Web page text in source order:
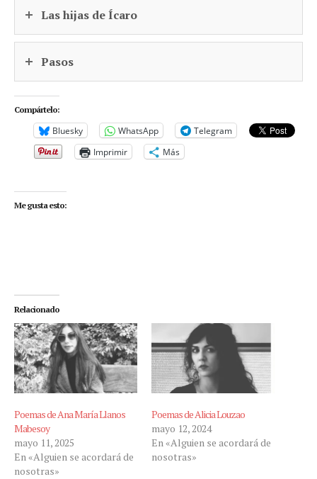
Las hijas de Ícaro
Pasos
Compártelo:
Bluesky WhatsApp
Telegram
Imprimir
Más
Me gusta esto:
Relacionado
Poemas de Ana María Llanos
Mabesoy
mayo 11, 2025
En «Alguien se acordará de
nosotras»
Poemas de Alicia Louzao
mayo 12, 2024
En «Alguien se acordará de
nosotras»